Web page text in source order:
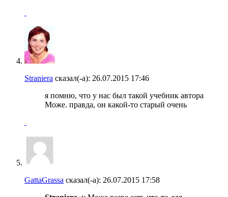
Straniera сказал(-а): 26.07.2015 17:46
я помню, что у нас был такой учебник автора
Може. правда, он какой-то старый очень
GattaGrassa сказал(-а): 26.07.2015 17:58